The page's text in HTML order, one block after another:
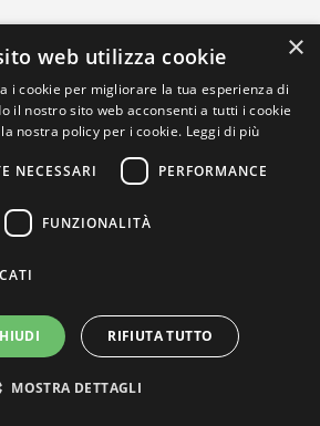
×
web utilizza cookie
i cookie per migliorare la tua esperienza di
il nostro sito web acconsenti a tutti i cookie
nostra policy per i cookie. Leggi di più
NECESSARI PERFORMANCE
FUNZIONALITÀ
RIFIUTA TUTTO
MOSTRA DETTAGLI